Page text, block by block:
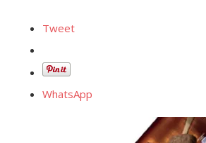
Tweet
WhatsApp